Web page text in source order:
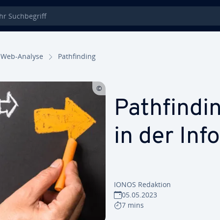
Such­be­griff
Web-Analyse Path­fin­ding
in der
IONOS Redaktion
05.05.2023
7 mins